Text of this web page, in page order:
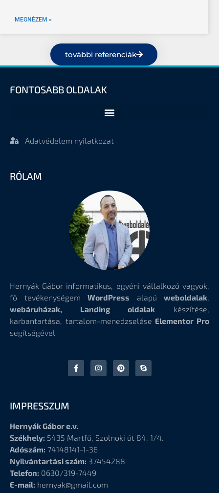
MEGNÉZEM »
további referenciák
FONTOSABB OLDALAK
Adatvédelem nyilatkozat
RÓLAM
Hernyák Gábor informatikus, egyéni vállalkozó vagyok,
fő tevékenységem WordPress alapú weboldalak,
webáruházak, Landing oldalak készítése,
karbantartása, tartalom-menedzselése Elementor Pro
segítségével
IMPRESSZUM
Hernyák Gábor e.v.
Székhely: 5435 Martfű, Szolnoki út 84. 1/4.
Adószám: 74148141-1-36
Nyilvántartási szám: 37454288
Telefon: 0630/319-7449
E-mail: hernyak@gmail.com